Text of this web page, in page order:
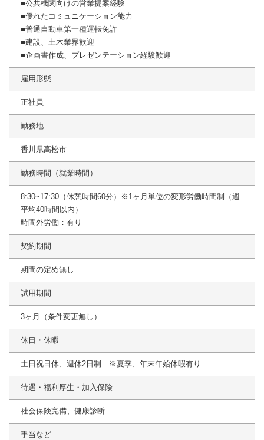
■公共機関向けの営業提案経験
■優れたコミュニケーション能力
■普通自動車第一種運転免許
■建設、土木業界歓迎
■企画書作成、プレゼンテーション経験歓迎
雇用形態
正社員
勤務地
香川県高松市
勤務時間（就業時間）
8:30~17:30（休憩時間60分）※1ヶ月単位の変形労働時間制（週
平均40時間以内）
時間外労働：有り
契約期間
期間の定め無し
試用期間
3ヶ月（条件変更無し）
休日・休暇
土日祝日休、週休2日制 ※夏季、年末年始休暇有り
待遇・福利厚生・加入保険
社会保険完備、健康診断
手当など